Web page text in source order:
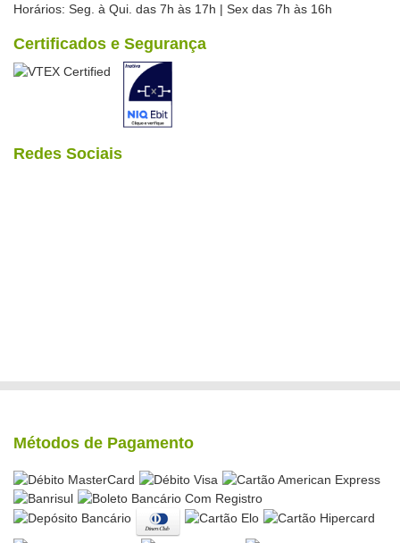
Horários: Seg. à Qui. das 7h às 17h | Sex das 7h às 16h
Certificados e Segurança
Redes Sociais
Métodos de Pagamento